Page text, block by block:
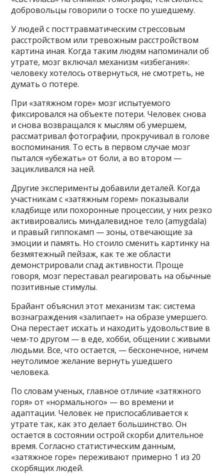
добровольцы говорили о тоске по ушедшему.
У людей с посттравматическим стрессовым
расстройством или тревожным расстройством
картина иная. Когда таким людям напоминали об
утрате, мозг включал механизм «избегания»:
человеку хотелось отвернуться, не смотреть, не
думать о потере.
При «затяжном горе» мозг испытуемого
фиксировался на объекте потери. Человек снова
и снова возвращался к мыслям об умершем,
рассматривал фотографии, прокручивал в голове
воспоминания. То есть в первом случае мозг
пытался «убежать» от боли, а во втором —
зацикливался на ней.
Другие эксперименты добавили деталей. Когда
участникам с «затяжным горем» показывали
кладбище или похоронные процессии, у них резко
активировались миндалевидное тело (amygdala)
и правый гиппокамп — зоны, отвечающие за
эмоции и память. Но стоило сменить картинку на
безмятежный пейзаж, как те же области
демонстрировали спад активности. Проще
говоря, мозг переставал реагировать на обычные
позитивные стимулы.
Брайант объяснил этот механизм так: система
вознаграждения «залипает» на образе умершего.
Она перестает искать и находить удовольствие в
чем-то другом — в еде, хобби, общении с живыми
людьми. Все, что остается, — бесконечное, ничем
неутолимое желание вернуть ушедшего
человека.
По словам ученых, главное отличие «затяжного
горя» от «нормального» — во времени и
адаптации. Человек не приспосабливается к
утрате так, как это делает большинство. Он
остается в состоянии острой скорби длительное
время. Согласно статистическим данным,
«затяжное горе» переживают примерно 1 из 20
скорбящих людей.